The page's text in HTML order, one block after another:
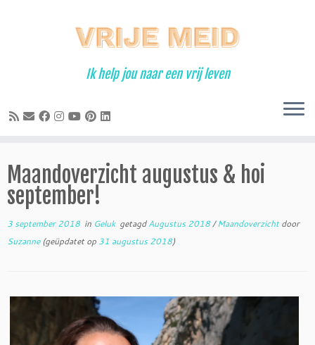
Ik help jou naar een vrij leven
Maandoverzicht augustus & hoi
september!
3 september 2018 in Geluk getagdAugustus 2018/Maandoverzichtdoor
Suzanne(geüpdatet op 31 augustus 2018)